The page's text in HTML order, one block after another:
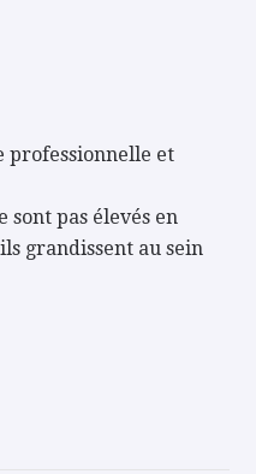
professionnelle et
sont pas élevés en
grandissent au sein